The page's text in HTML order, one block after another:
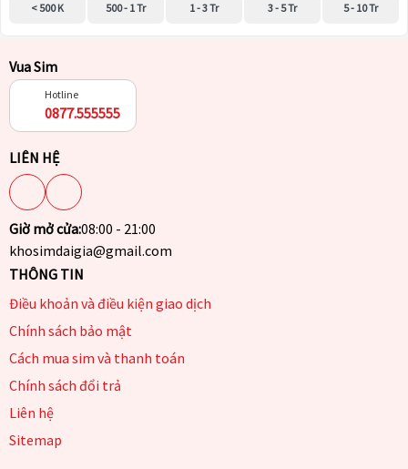
< 500 K 500 - 1 Tr 1 - 3 Tr 3 - 5 Tr 5 - 10 Tr
Vua Sim
Hotline
0877.555555
LIÊN HỆ
Giờ mở cửa:08:00 - 21:00
khosimdaigia@gmail.com
THÔNG TIN
Điều khoản và điều kiện giao dịch
Chính sách bảo mật
Cách mua sim và thanh toán
Chính sách đổi trả
Liên hệ
Sitemap